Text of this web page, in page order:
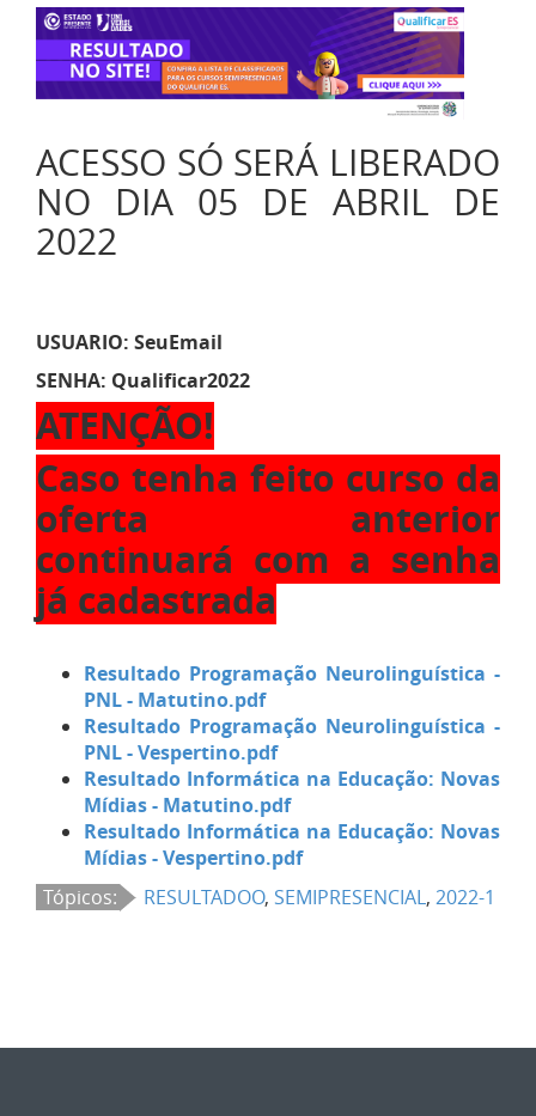
ACESSO SÓ SERÁ LIBERADO
NO DIA 05 DE ABRIL DE
2022
USUARIO: SeuEmail
SENHA: Qualificar2022
ATENÇÃO!
Caso tenha feito curso da
oferta anterior
continuará com a senha
já cadastrada
Resultado Programação Neurolinguística -
PNL - Matutino.pdf
Resultado Programação Neurolinguística -
PNL - Vespertino.pdf
Resultado Informática na Educação: Novas
Mídias - Matutino.pdf
Resultado Informática na Educação: Novas
Mídias - Vespertino.pdf
Tópicos:
RESULTADOO, SEMIPRESENCIAL, 2022-1